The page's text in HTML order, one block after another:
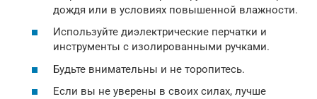
дождя или в условиях повышенной влажности.
Используйте диэлектрические перчатки и
инструменты с изолированными ручками.
Будьте внимательны и не торопитесь.
Если вы не уверены в своих силах, лучше